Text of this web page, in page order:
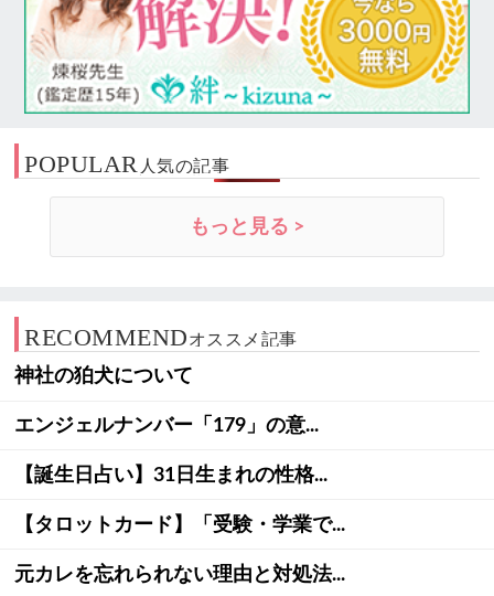
POPULAR 人気の記事
もっと見る >
RECOMMENDオススメ記事
神社の狛犬について
エンジェルナンバー「179」の意...
【誕生日占い】31日生まれの性格...
【タロットカード】「受験・学業で...
元カレを忘れられない理由と対処法...